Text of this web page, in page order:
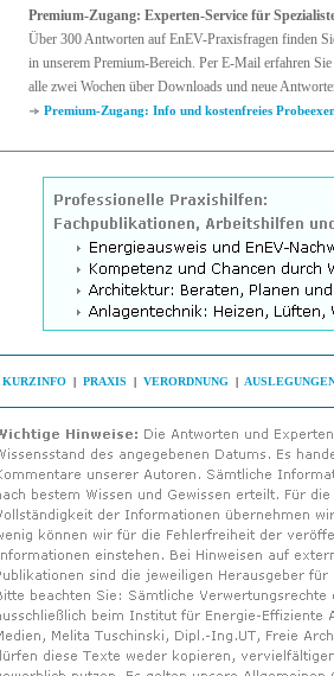
Premium-Zugang: Experten-Service für
Über 300 Antworten auf EnEV-Praxisfragen finden
in unserem Premium-Bereich. Per E-Mail erfahren Sie
alle zwei Wochen über Downloads und neue
Premium-Zugang: Info und kostenfreies
KURZINFO | PRAXIS | VERORDNUNG |